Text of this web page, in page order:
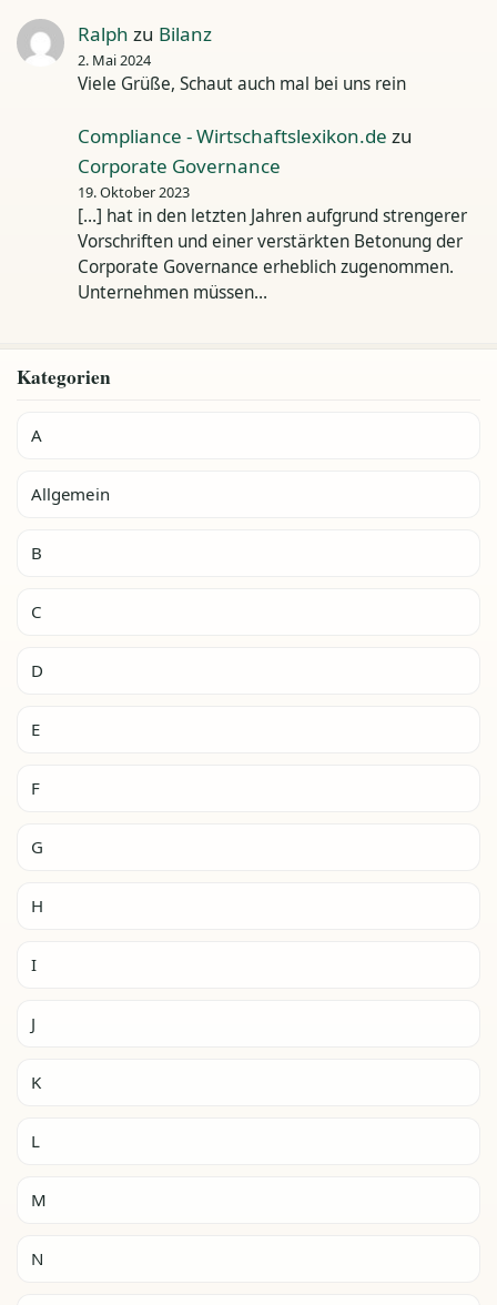
Ralph zu Bilanz
2. Mai 2024
Viele Grüße, Schaut auch mal bei uns rein
Compliance - Wirtschaftslexikon.de zu
Corporate Governance
19. Oktober 2023
[…] hat in den letzten Jahren aufgrund strengerer
Vorschriften und einer verstärkten Betonung der
Corporate Governance erheblich zugenommen.
Unternehmen müssen…
Kategorien
A
Allgemein
B
C
D
E
F
G
H
I
J
K
L
M
N